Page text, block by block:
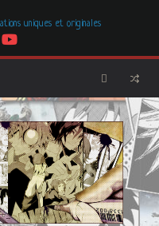
uniques et originales
littérature mais pas que …